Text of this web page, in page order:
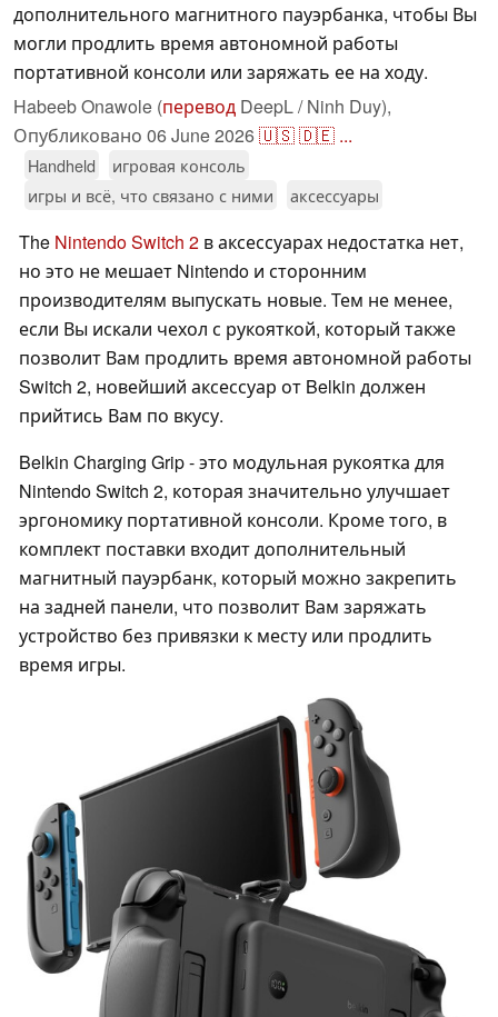
дополнительного магнитного пауэрбанка, чтобы Вы
могли продлить время автономной работы
портативной консоли или заряжать ее на ходу.
Habeeb Onawole (перевод DeepL / Ninh Duy),
Опубликовано 06 June 2026🇺🇸🇩🇪 ...
Handheld
игровая консоль
игры и всё, что связано с ними
аксессуары
The Nintendo Switch 2 в аксессуарах недостатка нет,
но это не мешает Nintendo и сторонним
производителям выпускать новые. Тем не менее,
если Вы искали чехол с рукояткой, который также
позволит Вам продлить время автономной работы
Switch 2, новейший аксессуар от Belkin должен
прийтись Вам по вкусу.
Belkin Charging Grip - это модульная рукоятка для
Nintendo Switch 2, которая значительно улучшает
эргономику портативной консоли. Кроме того, в
комплект поставки входит дополнительный
магнитный пауэрбанк, который можно закрепить
на задней панели, что позволит Вам заряжать
устройство без привязки к месту или продлить
время игры.